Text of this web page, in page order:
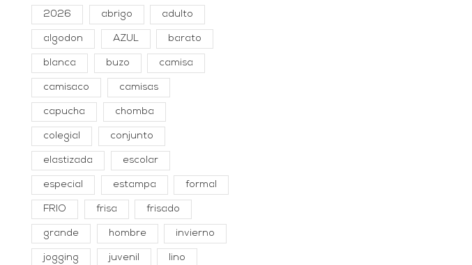
2026 abrigo adulto
algodon AZUL barato
blanca buzo camisa
camisaco camisas
capucha chomba
colegial conjunto
elastizada escolar
especial estampa formal
FRIO frisa frisado
grande hombre invierno
jogging juvenil lino